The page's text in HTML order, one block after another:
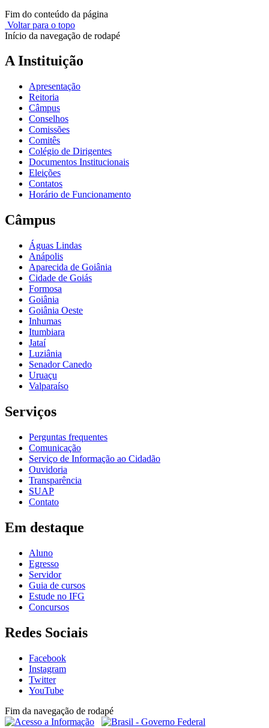
Fim do conteúdo da página
Voltar para o topo
Início da navegação de rodapé
A Instituição
Apresentação
Reitoria
Câmpus
Conselhos
Comissões
Comitês
Colégio de Dirigentes
Documentos Institucionais
Eleições
Contatos
Horário de Funcionamento
Câmpus
Águas Lindas
Anápolis
Aparecida de Goiânia
Cidade de Goiás
Formosa
Goiânia
Goiânia Oeste
Inhumas
Itumbiara
Jataí
Luziânia
Senador Canedo
Uruaçu
Valparaíso
Serviços
Perguntas frequentes
Comunicação
Serviço de Informação ao Cidadão
Ouvidoria
Transparência
SUAP
Contato
Em destaque
Aluno
Egresso
Servidor
Guia de cursos
Estude no IFG
Concursos
Redes Sociais
Facebook
Instagram
Twitter
YouTube
Fim da navegação de rodapé